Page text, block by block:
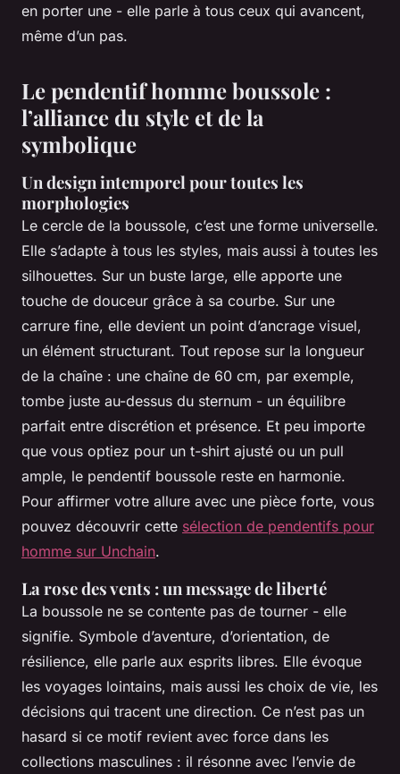
en porter une - elle parle à tous ceux qui avancent,
même d’un pas.
Le pendentif homme boussole :
l’alliance du style et de la
symbolique
Un design intemporel pour toutes les
morphologies
Le cercle de la boussole, c’est une forme universelle.
Elle s’adapte à tous les styles, mais aussi à toutes les
silhouettes. Sur un buste large, elle apporte une
touche de douceur grâce à sa courbe. Sur une
carrure fine, elle devient un point d’ancrage visuel,
un élément structurant. Tout repose sur la longueur
de la chaîne : une chaîne de 60 cm, par exemple,
tombe juste au-dessus du sternum - un équilibre
parfait entre discrétion et présence. Et peu importe
que vous optiez pour un t-shirt ajusté ou un pull
ample, le pendentif boussole reste en harmonie.
Pour affirmer votre allure avec une pièce forte, vous
pouvez découvrir cette sélection de pendentifs pour
homme sur Unchain.
La rose des vents : un message de liberté
La boussole ne se contente pas de tourner - elle
signifie. Symbole d’aventure, d’orientation, de
résilience, elle parle aux esprits libres. Elle évoque
les voyages lointains, mais aussi les choix de vie, les
décisions qui tracent une direction. Ce n’est pas un
hasard si ce motif revient avec force dans les
collections masculines : il résonne avec l’envie de